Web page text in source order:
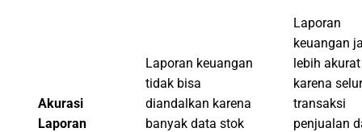
Akurasi
Laporan
Laporan keuangan
tidak bisa
diandalkan karena
banyak data stok
Laporan
keuangan
lebih akurat
karena
transaksi
penjualan